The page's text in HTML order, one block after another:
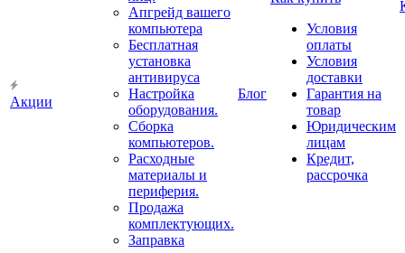
Акции
Апгрейд вашего
компьютера
Бесплатная
установка
антивируса
Настройка
оборудования.
Сборка
компьютеров.
Расходные
материалы и
периферия.
Продажа
комплектующих.
Заправка
Блог
Условия
оплаты
Условия
доставки
Гарантия на
товар
Юридическим
лицам
Кредит,
рассрочка